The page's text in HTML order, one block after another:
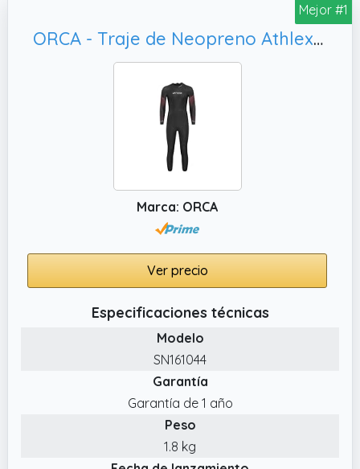
Mejor #1
ORCA - Traje de Neopreno Athlex Float | Alta flotabilidad | Hidrodinámica Mejorada | Ajuste Flexible | Flotabilidad roja | Talla 10
Marca: ORCA
Ver precio
Especificaciones técnicas
Modelo
SN161044
Garantía
Garantía de 1 año
Peso
1.8 kg